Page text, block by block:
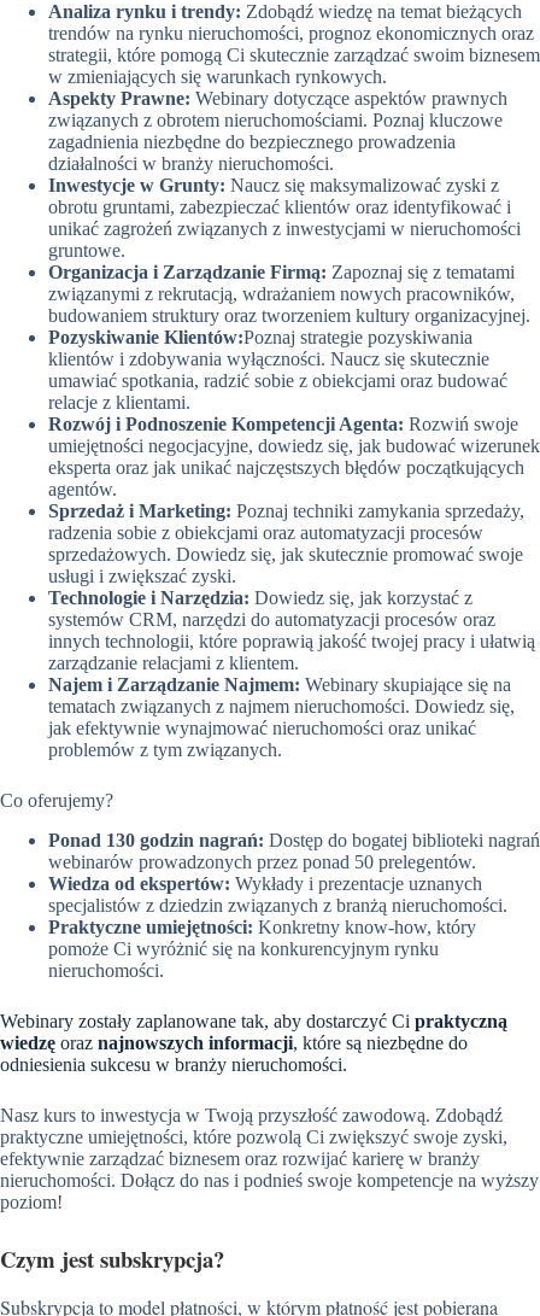
Analiza rynku i trendy: Zdobądź wiedzę na temat bieżących
trendów na rynku nieruchomości, prognoz ekonomicznych oraz
strategii, które pomogą Ci skutecznie zarządzać swoim biznesem
w zmieniających się warunkach rynkowych.
Aspekty Prawne: Webinary dotyczące aspektów prawnych
związanych z obrotem nieruchomościami. Poznaj kluczowe
zagadnienia niezbędne do bezpiecznego prowadzenia
działalności w branży nieruchomości.
Inwestycje w Grunty: Naucz się maksymalizować zyski z
obrotu gruntami, zabezpieczać klientów oraz identyfikować i
unikać zagrożeń związanych z inwestycjami w nieruchomości
gruntowe.
Organizacja i Zarządzanie Firmą: Zapoznaj się z tematami
związanymi z rekrutacją, wdrażaniem nowych pracowników,
budowaniem struktury oraz tworzeniem kultury organizacyjnej.
Pozyskiwanie Klientów:Poznaj strategie pozyskiwania
klientów i zdobywania wyłączności. Naucz się skutecznie
umawiać spotkania, radzić sobie z obiekcjami oraz budować
relacje z klientami.
Rozwój i Podnoszenie Kompetencji Agenta: Rozwiń swoje
umiejętności negocjacyjne, dowiedz się, jak budować wizerunek
eksperta oraz jak unikać najczęstszych błędów początkujących
agentów.
Sprzedaż i Marketing: Poznaj techniki zamykania sprzedaży,
radzenia sobie z obiekcjami oraz automatyzacji procesów
sprzedażowych. Dowiedz się, jak skutecznie promować swoje
usługi i zwiększać zyski.
Technologie i Narzędzia: Dowiedz się, jak korzystać z
systemów CRM, narzędzi do automatyzacji procesów oraz
innych technologii, które poprawią jakość twojej pracy i ułatwią
zarządzanie relacjami z klientem.
Najem i Zarządzanie Najmem: Webinary skupiające się na
tematach związanych z najmem nieruchomości. Dowiedz się,
jak efektywnie wynajmować nieruchomości oraz unikać
problemów z tym związanych.
Co oferujemy?
Ponad 130 godzin nagrań: Dostęp do bogatej biblioteki nagrań
webinarów prowadzonych przez ponad 50 prelegentów.
Wiedza od ekspertów: Wykłady i prezentacje uznanych
specjalistów z dziedzin związanych z branżą nieruchomości.
Praktyczne umiejętności: Konkretny know-how, który
pomoże Ci wyróżnić się na konkurencyjnym rynku
nieruchomości.
Webinary zostały zaplanowane tak, aby dostarczyć Ci praktyczną
wiedzę oraz najnowszych informacji, które są niezbędne do
odniesienia sukcesu w branży nieruchomości.
Nasz kurs to inwestycja w Twoją przyszłość zawodową. Zdobądź
praktyczne umiejętności, które pozwolą Ci zwiększyć swoje zyski,
efektywnie zarządzać biznesem oraz rozwijać karierę w branży
nieruchomości. Dołącz do nas i podnieś swoje kompetencje na wyższy
poziom!
Czym jest subskrypcja?
Subskrypcja to model płatności, w którym płatność jest pobierana